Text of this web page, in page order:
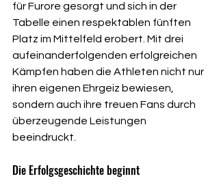
für Furore gesorgt und sich in der
Tabelle einen respektablen fünften
Platz im Mittelfeld erobert. Mit drei
aufeinanderfolgenden erfolgreichen
Kämpfen haben die Athleten nicht nur
ihren eigenen Ehrgeiz bewiesen,
sondern auch ihre treuen Fans durch
überzeugende Leistungen
beeindruckt.
Die Erfolgsgeschichte beginnt